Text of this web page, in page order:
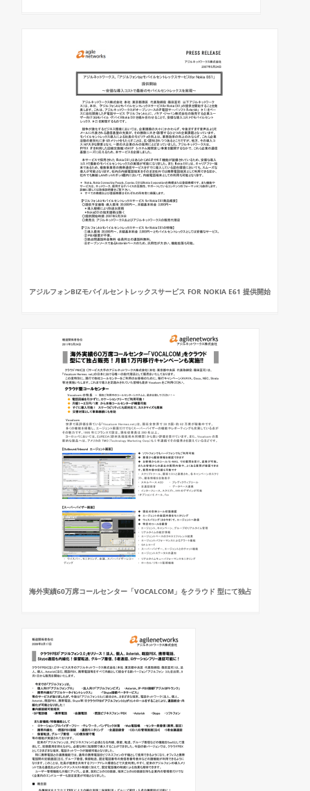
アジルフォンBIZモバイルセントレックスサービス FOR NOKIA E61 提供開始
海外実績60万席コールセンター「VOCALCOM」をクラウド 型にて独占